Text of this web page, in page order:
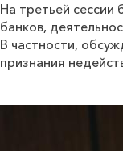
На третьей сессии
банков,
В частности,
признания